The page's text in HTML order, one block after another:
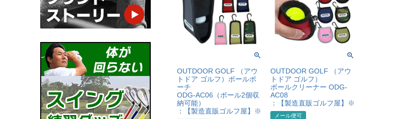
OUTDOOR GOLF （アウ
トドア ゴルフ）ボールポ
ーチ
ODG-AC06（ボール2個収
納可能）
：【製造直販ゴルフ屋】※
OUTDOOR GOLF （アウ
トドア ゴルフ）
ボールクリーナー ODG-
AC08
：【製造直販ゴルフ屋】※
メール便可